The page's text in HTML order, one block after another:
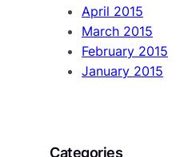
April 2015
March 2015
February 2015
January 2015
Categories